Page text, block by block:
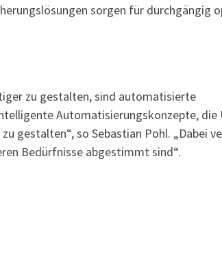
sorgen für durchgängig
zu gestalten, sind automatisierte
Automatisierungskonzepte, die
gestalten“, so Sebastian Pohl. „Dabei
Bedürfnisse abgestimmt sind“.